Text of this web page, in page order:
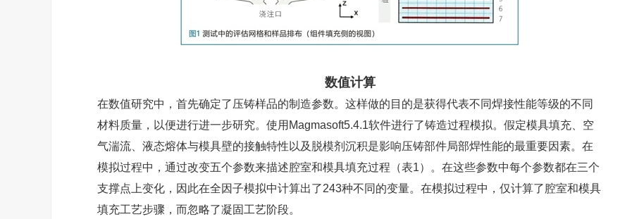
数值计算
在数值研究中，首先确定了压铸样品的制造参数。这样做的目的是获得代表不同焊接性能等级的不同
材料质量，以便进行进一步研究。使用Magmasoft5.4.1软件进行了铸造过程模拟。假定模具填充、空
气湍流、液态熔体与模具壁的接触特性以及脱模剂沉积是影响压铸部件局部焊性能的最重要因素。在
模拟过程中，通过改变五个参数来描述腔室和模具填充过程（表1）。在这些参数中每个参数都在三个
支撑点上变化，因此在全因子模拟中计算出了243种不同的变量。在模拟过程中，仅计算了腔室和模具
填充工艺步骤，而忽略了凝固工艺阶段。